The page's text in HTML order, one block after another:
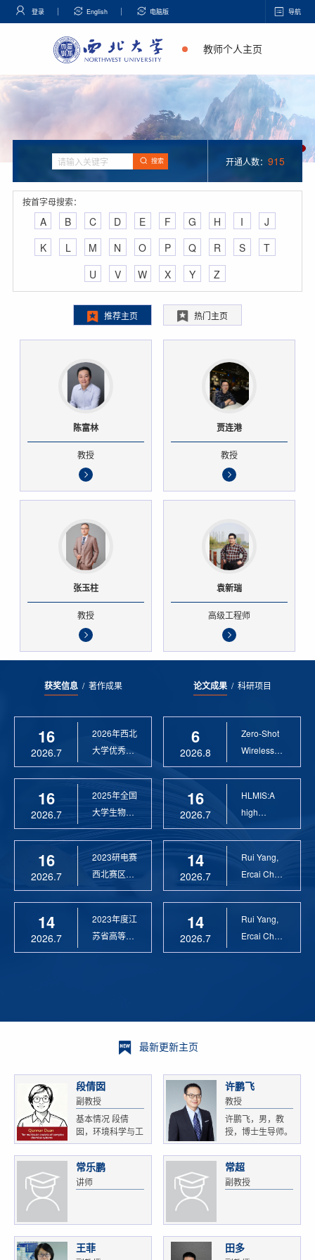
登录 English 电脑版 导航
教师个人主页
搜索 开通人数： 915
按首字母搜索：
A B C D E F G H I
J
K
L M N O P Q R S
T
U
V W X Y Z
推荐主页 热门主页
陈富林
教授
贾连港
教授
张玉柱
教授
袁新瑞
高级工程师
获奖信息/ 著作成果
16
2026.7
2026年西北
大学优秀硕
士论文指导
16
2026.7
2025年全国
大学生物联
网设计竞赛
16
2026.7
2023研电赛
西北赛区优
秀指导教师
14
2026.7
2023年度江
苏省高等学
校科学技术
论文成果/ 科研项目
6
2026.8
Zero-Shot
Wireless
Sensor
16
2026.7
HLMIS:A
high
Resolution
14
2026.7
Rui Yang,
Ercai Chen
and
14
2026.7
Rui Yang,
Ercai Chen
and
最新更新主页
段倩囡
副教授
基本情况 段倩
囡，环境科学与工
程...
许鹏飞
教授
许鹏飞，男，教
授，博士生导师。
获...
常乐鹏
讲师
常超
副教授
王菲 田多